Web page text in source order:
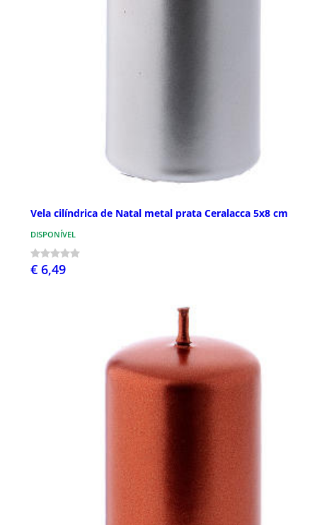
Vela cilíndrica de Natal metal prata Ceralacca 5x8 cm
DISPONÍVEL
€ 6,49